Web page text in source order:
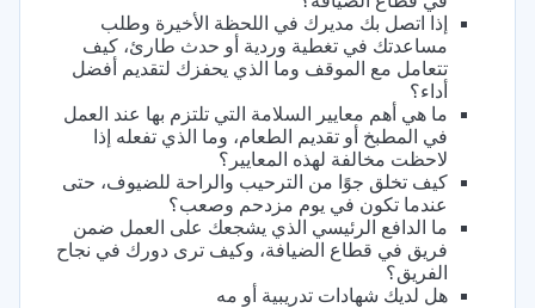
إذا اتصل بك مديرك في اللحظة الأخيرة وطلب
مساعدتك في تغطية وردية أو حدث طارئ، كيف
تتعامل مع الموقف وما الذي يحفزك لتقديم أفضل
أداء؟
ما هي أهم معايير السلامة التي تلتزم بها عند العمل
في المطبخ أو تقديم الطعام، وما الذي تفعله إذا
لاحظت مخالفة لهذه المعايير؟
كيف تخلق جوًا من الترحيب والراحة للضيوف، حتى
عندما تكون في يوم مزدحم وصعب؟
ما الدافع الرئيسي الذي يشجعك على العمل ضمن
فريق في قطاع الضيافة، وكيف ترى دورك في نجاح
الفريق؟
هل لديك شهادات تدريبية أو مه